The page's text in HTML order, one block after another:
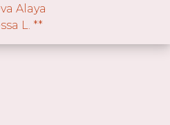
Alaya
L. **